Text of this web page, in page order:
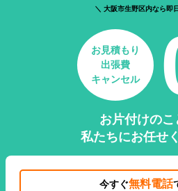
＼ 大阪市生野区内なら即
お見積もり
出張費
キャンセル
お片付けのこ
私たちにお任せ
今すぐ無料電話